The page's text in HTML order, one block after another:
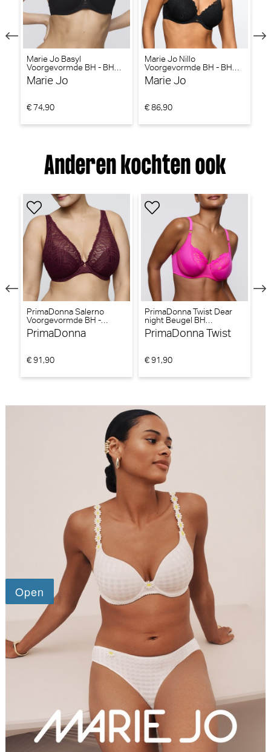
Marie Jo Basyl
Voorgevormde BH - BH
Hartvorm (Zwart)
Marie Jo
€ 74,90
Marie Jo Nillo
Voorgevormde BH - BH
Hartvorm (Zwart)
Marie Jo
€ 86,90
Anderen kochten ook
PrimaDonna Salerno
Voorgevormde BH -
Triangel BH (Evening Red)
PrimaDonna
€ 91,90
PrimaDonna Twist Dear
night Beugel BH
(Influencer Pink)
PrimaDonna Twist
€ 91,90